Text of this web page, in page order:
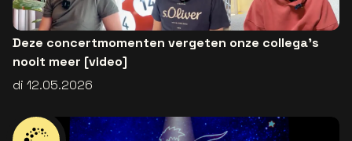
Deze concertmomenten vergeten onze collega’s
nooit meer [video]
di 12.05.2026